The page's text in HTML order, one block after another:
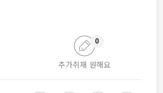
추가취재 원해요
0